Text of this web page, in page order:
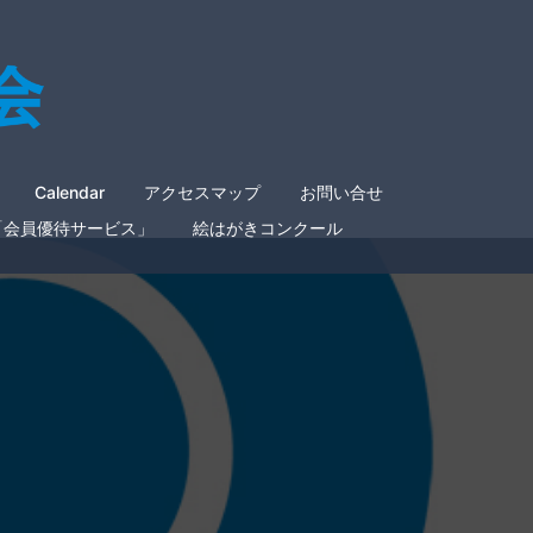
Calendar アクセスマップ
お問い合せ
員優待サービス」
絵はがきコンクール